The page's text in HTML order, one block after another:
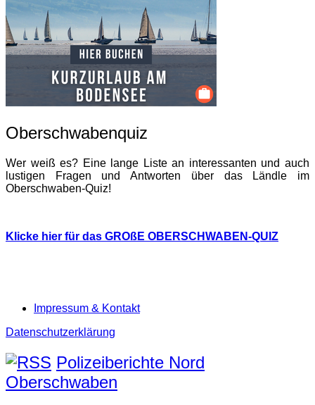
Oberschwabenquiz
Wer weiß es? Eine lange Liste an interessanten und auch
lustigen Fragen und Antworten über das Ländle im
Oberschwaben-Quiz!
Klicke hier für das GROßE OBERSCHWABEN-QUIZ
Impressum & Kontakt
Datenschutzerklärung
Polizeiberichte Nord
Oberschwaben